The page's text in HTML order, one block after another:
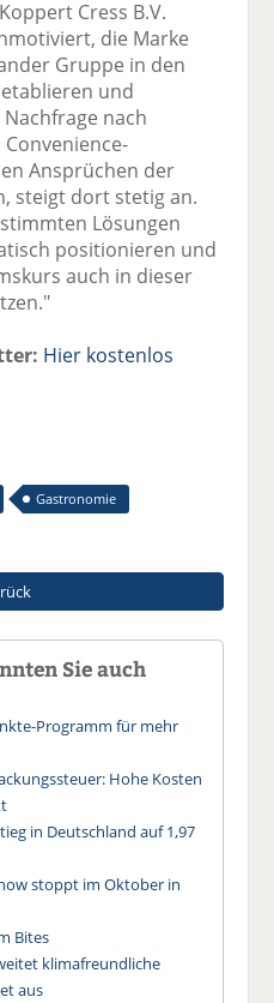
Cress B.V.
die Marke
Gruppe in den
und
nach
Ansprüchen der
steigt dort stetig an.
Lösungen
positionieren und
auch in dieser
Hier kostenlos
Gastronomie
Sie auch
Programm für mehr
Hohe Kosten
in Deutschland auf 1,97
stoppt im Oktober in
Bites
klimafreundliche
aus